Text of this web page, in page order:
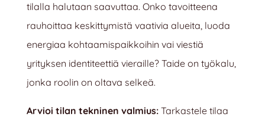
tilalla halutaan saavuttaa. Onko tavoitteena
rauhoittaa keskittymistä vaativia alueita, luoda
energiaa kohtaamispaikkoihin vai viestiä
yrityksen identiteettiä vieraille? Taide on työkalu,
jonka roolin on oltava selkeä.
Arvioi tilan tekninen valmius:Tarkastele tilaa